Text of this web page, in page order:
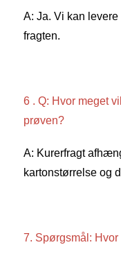
A: Ja. Vi kan
fragten.
6 . Q: Hvor meget
prøven?
A: Kurerfragt
kartonstørrelse og
7. Spørgsmål: